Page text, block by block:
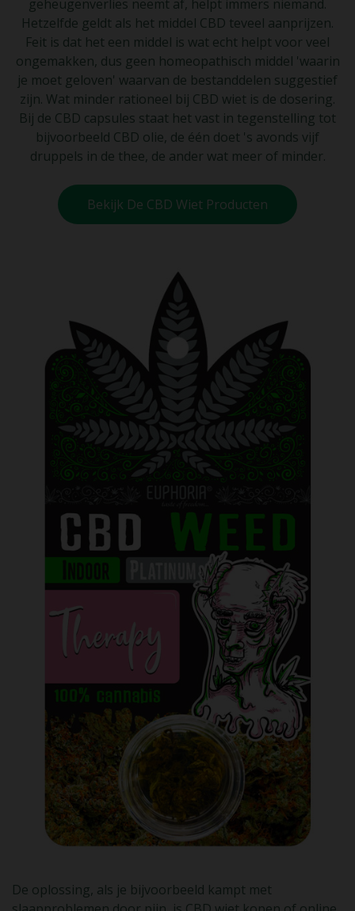
geheugenverlies neemt af, helpt immers niemand.
Hetzelfde geldt als het middel CBD teveel aanprijzen.
Feit is dat het een middel is wat echt helpt voor veel
ongemakken, dus geen homeopathisch middel 'waarin
je moet geloven' waarvan de bestanddelen suggestief
zijn. Wat minder rationeel bij CBD wiet is de dosering.
Bij de CBD capsules staat het vast in tegenstelling tot
bijvoorbeeld CBD olie, de één doet 's avonds vijf
druppels in de thee, de ander wat meer of minder.
Bekijk De CBD Wiet Producten
De oplossing, als je bijvoorbeeld kampt met